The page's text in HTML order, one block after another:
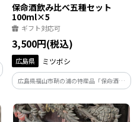
保命酒飲み比べ五種セット
100ml×5
ギフト対応可
3,500円(税込)
広島県 ミツボシ
広島県福山市鞆の浦の特産品「保命酒」
と、その保命酒を使った梅酒「梅太
郎」、杏酒「杏子姫」、生姜酒「生姜ノ
助」と、アルコール度数の高い「四十度